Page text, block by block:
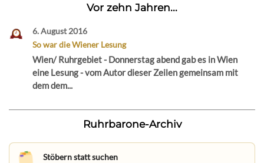
Vor zehn Jahren...
6. August 2016
So war die Wiener Lesung
Wien/ Ruhrgebiet - Donnerstag abend gab es in Wien
eine Lesung - vom Autor dieser Zeilen gemeinsam mit
dem dem...
Ruhrbarone-Archiv
Stöbern statt suchen